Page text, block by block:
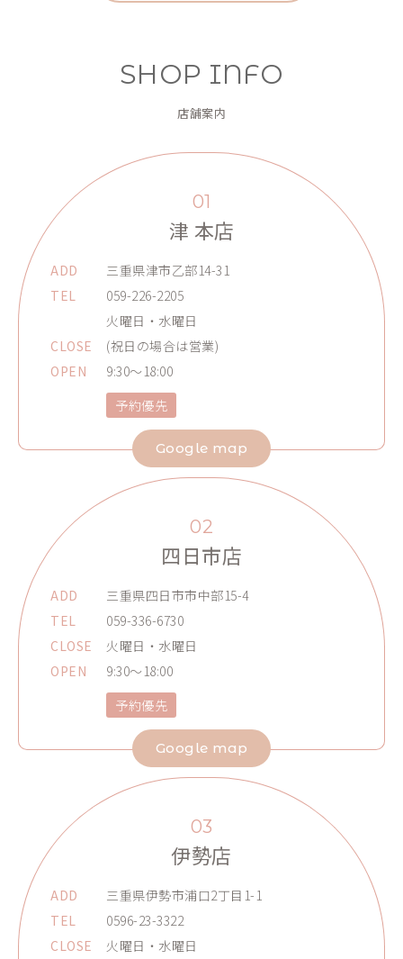
SHOP INFO
店舗案内
01
津 本店
ADD
三重県津市乙部14-31
TEL
059-226-2205
CLOSE
火曜日・水曜日
(祝日の場合は営業)
OPEN
9:30～18:00
予約優先
Google map
02
四日市店
ADD
三重県四日市市中部15-4
TEL
059-336-6730
CLOSE
火曜日・水曜日
OPEN
9:30～18:00
予約優先
Google map
03
伊勢店
ADD
三重県伊勢市浦口2丁目1-1
TEL
0596-23-3322
CLOSE
火曜日・水曜日